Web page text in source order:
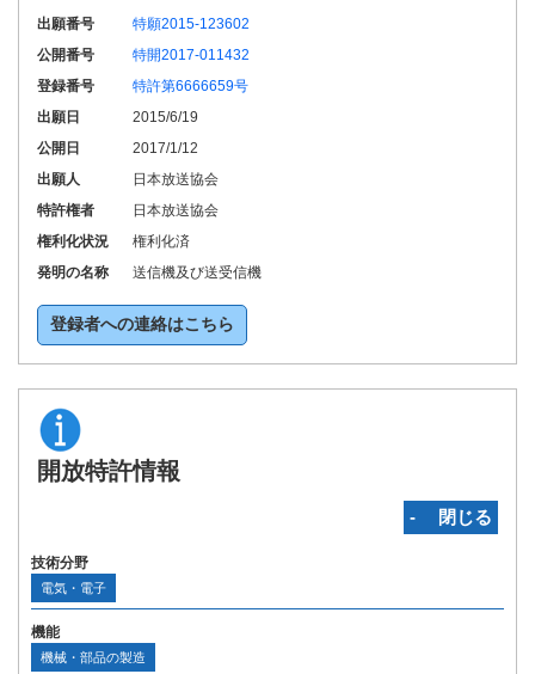
出願番号
特願2015-123602
公開番号
特開2017-011432
登録番号
特許第6666659号
出願日
2015/6/19
公開日
2017/1/12
出願人
日本放送協会
特許権者
日本放送協会
権利化状況
権利化済
発明の名称
送信機及び送受信機
登録者への連絡はこちら
開放特許情報
‐ 閉じる
技術分野
電気・電子
機能
機械・部品の製造